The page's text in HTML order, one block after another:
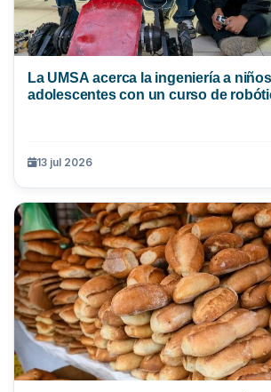
La UMSA acerca la ingeniería a
adolescentes con un curso de
13 jul 2026